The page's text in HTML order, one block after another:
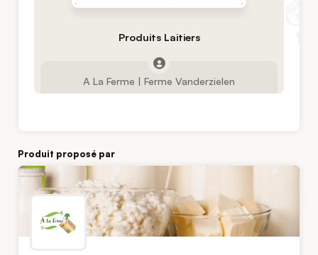
Produits Laitiers
A La Ferme | Ferme Vanderzielen
Produit proposé par